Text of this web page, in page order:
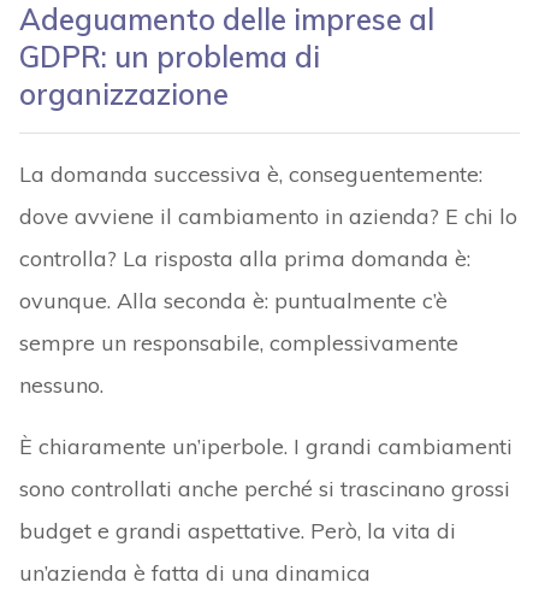
Adeguamento delle imprese al
GDPR: un problema di
organizzazione
La domanda successiva è, conseguentemente:
dove avviene il cambiamento in azienda? E chi lo
controlla? La risposta alla prima domanda è:
ovunque. Alla seconda è: puntualmente c’è
sempre un responsabile, complessivamente
nessuno.
È chiaramente un’iperbole. I grandi cambiamenti
sono controllati anche perché si trascinano grossi
budget e grandi aspettative. Però, la vita di
un’azienda è fatta di una dinamica